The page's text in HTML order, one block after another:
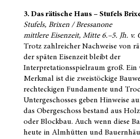
3. Das rätische Haus – Stufels
Stufels, Brixen / Bressanone
mittlere Eisenzeit, Mitte 6.–5. Jh. v.
Trotz zahlreicher Nachweise von
der späten Eisenzeit bleibt der
Interpretationsspielraum groß. Ein
Merkmal ist die zweistöckige
rechteckigen Fundamente und
Untergeschosses geben Hinweise
das Obergeschoss bestand aus
oder Blockbau. Auch wenn diese
heute in Almhütten und